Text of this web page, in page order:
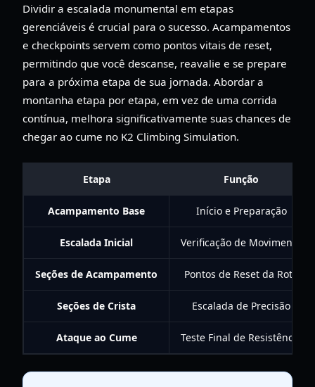
Dividir a escalada monumental em etapas
gerenciáveis é crucial para o sucesso. Acampamentos
e checkpoints servem como pontos vitais de reset,
permitindo que você descanse, reavalie e se prepare
para a próxima etapa de sua jornada. Abordar a
montanha etapa por etapa, em vez de uma corrida
contínua, melhora significativamente suas chances de
chegar ao cume no K2 Climbing Simulation.
Etapa Função
Acampamento Base Início e Preparação
Escalada Inicial Verificação de Movimento
Seções de Acampamento Pontos de Reset da Rota
Seções de Crista Escalada de Precisão
Ataque ao Cume Teste Final de Resistência